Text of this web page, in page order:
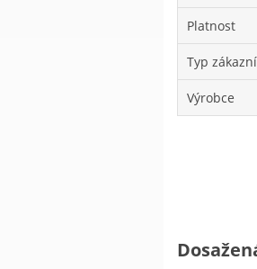
Platnost
Typ
Výrobce